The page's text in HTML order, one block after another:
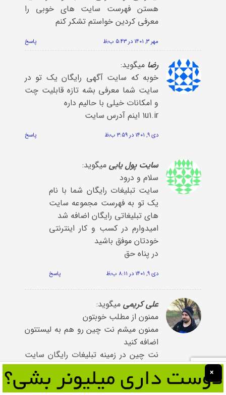
هستن فهرست سایت های خوبی را
معرفی کردین خواستم تشکر کنم
مهر ۳, ۱۴۰۱ در ۵:۴۳ ب٫ظ پاسخ
رضا میگوید:
خوبه که سایت آگهی رایگان یک تو در
سایت شما معرفی بشه تازه قابلیت چت
و امکانات خیلی با حالیم داره
۱u1.ir اینم آدرس سایت
دی ۹, ۱۴۰۱ در ۳:۵۹ ب٫ظ پاسخ
سایت پول یابی میگوید:
سلام و درود
سایت تبلیغات رایگان شما با نام
یک تو به فهرست مجموعه سایت
های تبلیغاتی رایگان اضافه شد
امیدوارم در کسب و کار اینترنتی
خودتان موفق باشید
در پناه حق
دی ۹, ۱۴۰۱ در ۸:۱۱ ب٫ظ پاسخ
علی کریمی میگوید:
ممنون از مطلب خوبتون
ممنون میشم نت چین رو هم به لیستتون
اضافه کنید
نت چین در زمینه تبلیغات رایگان سایت
فعالیت دارد.
بهمن ۲۵, ۱۴۰۱ در ۹:۵۳ ق٫ظ پاسخ
×